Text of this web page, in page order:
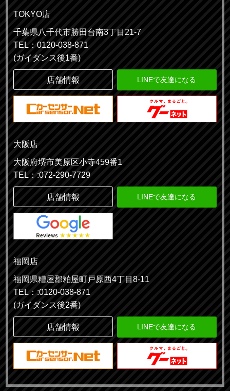
TOKYO店
千葉県八千代市勝田台南3丁目21-7
TEL：0120-038-871
(ガイダンス後1番)
店舗情報 LINEで友達になる
大阪店
大阪府堺市美原区小寺459番1
TEL：:072-290-7729
店舗情報 LINEで友達になる
福岡店
福岡県糟屋郡粕屋町戸原西4丁目8-11
TEL：:0120-038-871
(ガイダンス後2番)
店舗情報 LINEで友達になる